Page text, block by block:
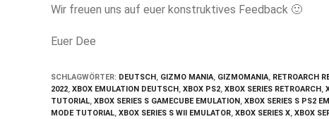
Wir freuen uns auf euer konstruktives Feedback 🙂
Euer Dee
SCHLAGWÖRTER: DEUTSCH, GIZMO MANIA, GIZMOMANIA, RETROARCH
2022, XBOX EMULATION DEUTSCH, XBOX PS2, XBOX SERIES RETROARCH,
TUTORIAL, XBOX SERIES S GAMECUBE EMULATION, XBOX SERIES S PS2
MODE TUTORIAL, XBOX SERIES S WII EMULATOR, XBOX SERIES X, XBOX